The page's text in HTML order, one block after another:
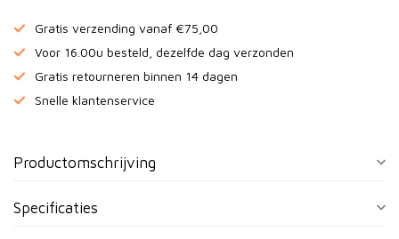
Gratis verzending vanaf €75,00
Voor 16.00u besteld, dezelfde dag verzonden
Gratis retourneren binnen 14 dagen
Snelle klantenservice
Productomschrijving
Specificaties